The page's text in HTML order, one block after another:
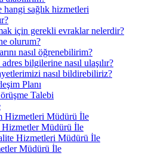
hangi sağlık hizmetleri
için gerekli evraklar nelerdir?
olurum?
nasıl öğrenebilirim?
bilgilerine nasıl ulaşılır?
nasıl bildirebiliriz?
Planı
Talebi
Hizmetleri Müdürü İle
Müdürü İle
Hizmetleri Müdürü İle
Müdürü İle